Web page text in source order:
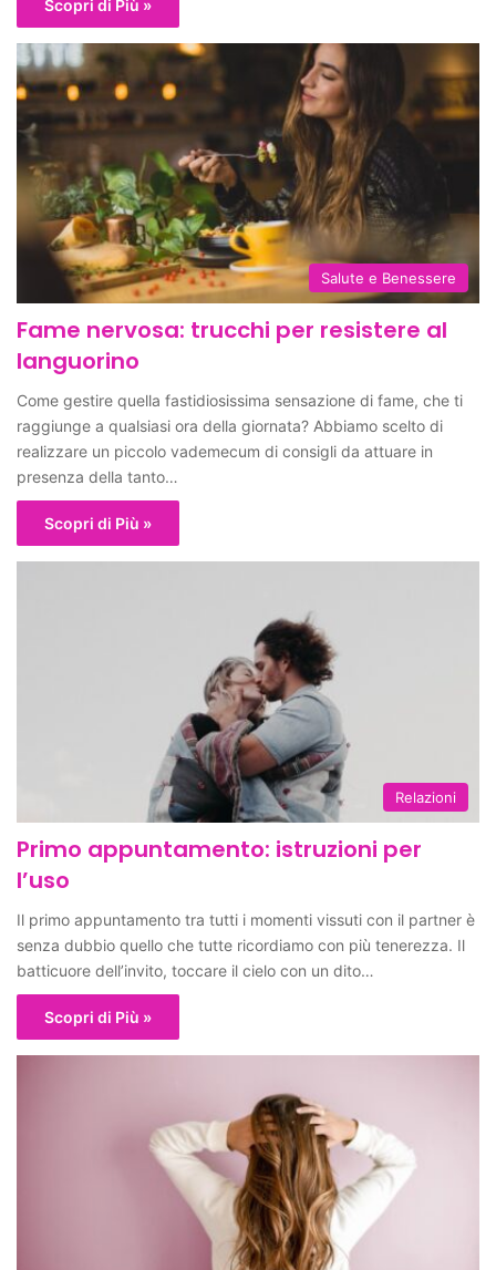
Scopri di Più »
Salute e Benessere
Fame nervosa: trucchi per resistere al
languorino
Come gestire quella fastidiosissima sensazione di fame, che ti
raggiunge a qualsiasi ora della giornata? Abbiamo scelto di
realizzare un piccolo vademecum di consigli da attuare in
presenza della tanto…
Scopri di Più »
Relazioni
Primo appuntamento: istruzioni per
l’uso
Il primo appuntamento tra tutti i momenti vissuti con il partner è
senza dubbio quello che tutte ricordiamo con più tenerezza. Il
batticuore dell’invito, toccare il cielo con un dito…
Scopri di Più »